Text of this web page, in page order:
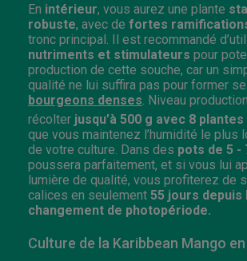
En intérieur, vous aurez une plante
robuste, avec de fortes
tronc principal. Il est recommandé
nutriments et stimulateurs pour
production de cette souche, car un
qualité ne lui suffira pas pour former
bourgeons denses . Niveau
récolter jusqu’à 500 g avec 8 plantes
que vous maintenez l’humidité le plus
de votre culture. Dans des pots de 5 -
poussera parfaitement, et si vous lui
lumière de qualité, vous profiterez de
calices en seulement 55 jours depuis
changement de photopériode.
Culture de la Karibbean Mango